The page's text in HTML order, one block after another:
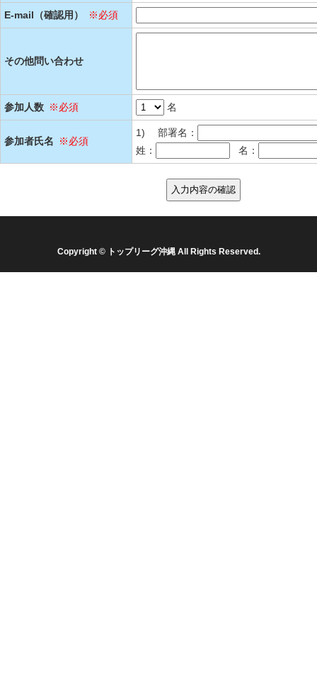
E-mail（確認用） ※必須
その他問い合わせ
参加人数 ※必須 名
参加者氏名 ※必須
1) 部署名：
姓：
名：
Copyright © トップリーグ沖縄 All Rights Reserved.